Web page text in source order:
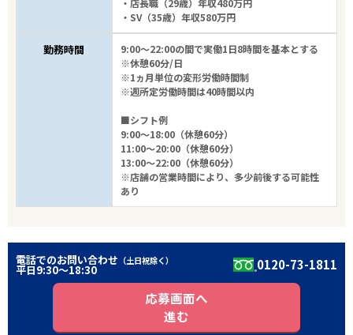
・店長職（29歳）年収480万円
・SV（35歳）年収580万円
勤務時間
9:00～22:00の間で実働1日8時間を基本とする
※休憩60分/日
※1ヵ月単位の変形労働時間制
※週所定労働時間は40時間以内
■シフト例
9:00～18:00（休憩60分）
11:00～20:00（休憩60分）
13:00～22:00（休憩60分）
※店舗の営業時間により、多少前後する可能性
あり
電話でのお問い合わせ （土日祝除く）
平日9:30〜18:30 0120-73-1811
応募画面へ
進む